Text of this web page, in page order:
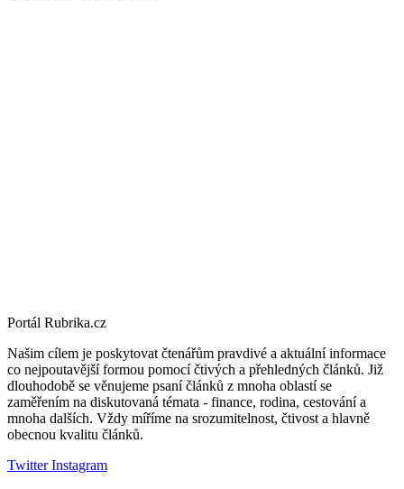
Portál Rubrika.cz
Našim cílem je poskytovat čtenářům pravdivé a aktuální informace
co nejpoutavější formou pomocí čtivých a přehledných článků. Již
dlouhodobě se věnujeme psaní článků z mnoha oblastí se
zaměřením na diskutovaná témata - finance, rodina, cestování a
mnoha dalších. Vždy míříme na srozumitelnost, čtivost a hlavně
obecnou kvalitu článků.
TwitterInstagram